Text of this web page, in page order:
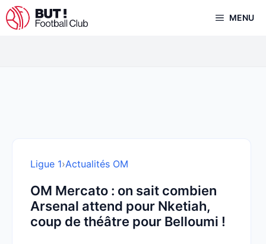
Aller
au
MENU
Ligue 1›Actualités OM
OM Mercato : on sait combien
Arsenal attend pour Nketiah,
coup de théâtre pour Belloumi !